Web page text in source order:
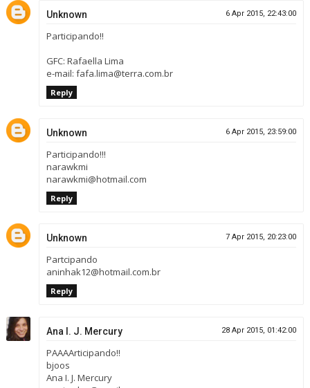
Unknown 6 Apr 2015, 22:43:00
Participando!!
GFC: Rafaella Lima
e-mail: fafa.lima@terra.com.br
Reply
Unknown 6 Apr 2015, 23:59:00
Participando!!!
narawkmi
narawkmi@hotmail.com
Reply
Unknown 7 Apr 2015, 20:23:00
Partcipando
aninhak12@hotmail.com.br
Reply
Ana I. J. Mercury 28 Apr 2015, 01:42:00
PAAAArticipando!!
bjoos
Ana I. J. Mercury